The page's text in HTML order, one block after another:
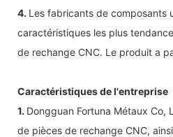
4. Les fabricants de composants
caractéristiques les plus
de rechange CNC. Le produit a
Caractéristiques de l'entreprise
1. Dongguan Fortuna Métaux Co,
de pièces de rechange CNC,